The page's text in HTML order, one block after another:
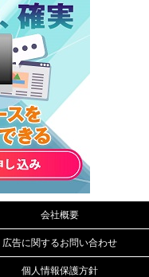
会社概要
広告に関するお問い合わせ
個人情報保護方針